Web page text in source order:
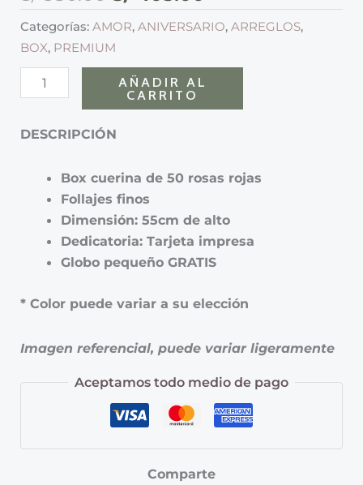
Categorías:AMOR,ANIVERSARIO,ARREGLOS,
BOX, PREMIUM
AÑADIR AL
CARRITO
DESCRIPCIÓN
Box cuerina de 50 rosas rojas
Follajes finos
Dimensión: 55cm de alto
Dedicatoria: Tarjeta impresa
Globo pequeño GRATIS
* Color puede variar a su elección
Imagen referencial, puede variar ligeramente
Aceptamos todo medio de pago
Comparte